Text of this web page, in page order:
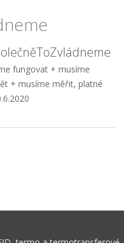
fungovat + musíme
+ musíme měřit, platné